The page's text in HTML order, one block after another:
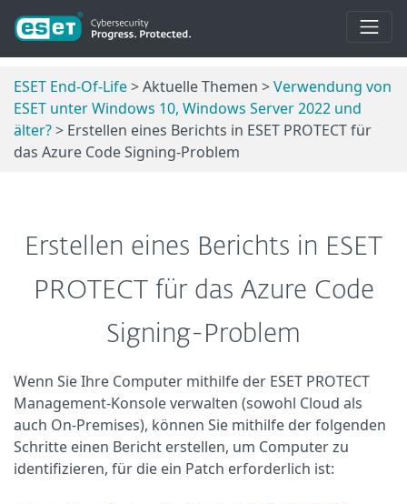
ESET End-Of-Life> Aktuelle Themen >Verwendung von
ESET unter Windows 10, Windows Server 2022 und
älter?> Erstellen eines Berichts in ESET PROTECT für
das Azure Code Signing-Problem
Erstellen eines Berichts in ESET
PROTECT für das Azure Code
Signing-Problem
Wenn Sie Ihre Computer mithilfe der ESET PROTECT
Management-Konsole verwalten (sowohl Cloud als
auch On-Premises), können Sie mithilfe der folgenden
Schritte einen Bericht erstellen, um Computer zu
identifizieren, für die ein Patch erforderlich ist: